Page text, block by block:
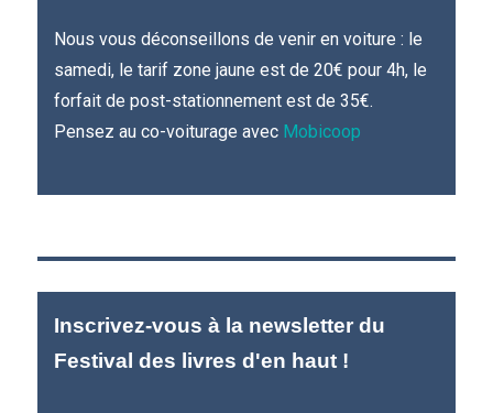
Nous vous déconseillons de venir en voiture : le
samedi, le tarif zone jaune est de 20€ pour 4h, le
forfait de post-stationnement est de 35€.
Pensez au co-voiturage avec Mobicoop
Inscrivez-vous à la newsletter du
Festival des livres d'en haut !